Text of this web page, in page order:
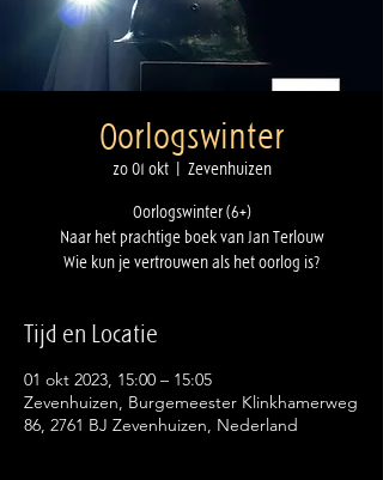
Oorlogswinter
zo 01 okt
  |
Zevenhuizen
Oorlogswinter (6+)
Naar het prachtige boek van Jan Terlouw
Tijd en Locatie
01 okt 2023, 15:00 – 15:05
Zevenhuizen, Burgemeester Klinkhamerweg
86, 2761 BJ Zevenhuizen, Nederland